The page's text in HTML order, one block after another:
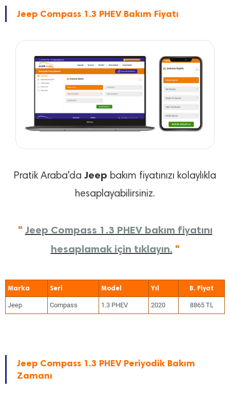
Jeep Compass 1.3 PHEV Bakım Fiyatı
Pratik Araba'da Jeep bakım fiyatınızı kolaylıkla
hesaplayabilirsiniz.
" Jeep Compass 1.3 PHEV bakım fiyatını
hesaplamak için tıklayın. "
Marka Seri Model Yıl
Jeep Compass 1.3 PHEV 2020 8865 TL
Jeep Compass 1.3 PHEV Periyodik Bakım
Zamanı